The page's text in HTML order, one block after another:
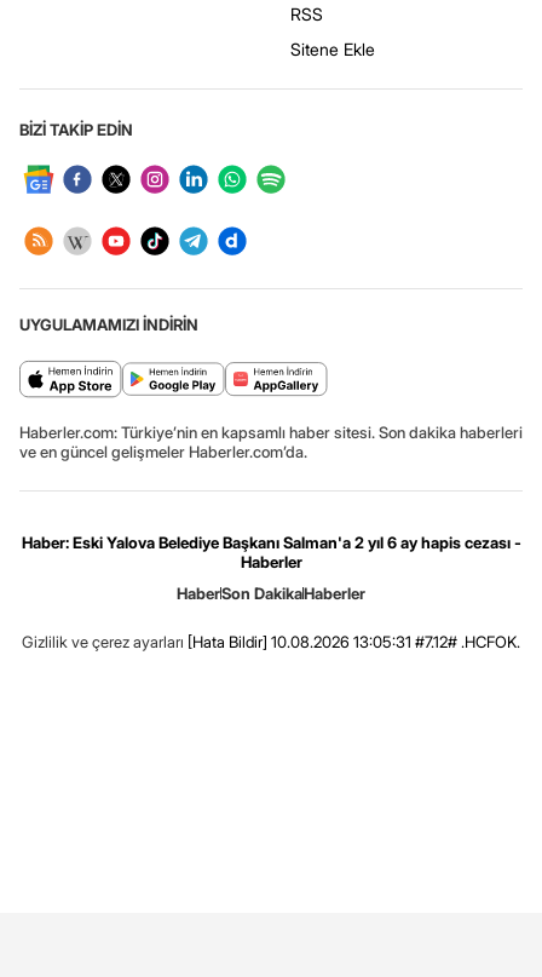
RSS
Sitene Ekle
BİZİ TAKİP EDİN
UYGULAMAMIZI İNDİRİN
Haberler.com: Türkiye’nin en kapsamlı haber sitesi. Son dakika haberleri
ve en güncel gelişmeler Haberler.com’da.
Haber: Eski Yalova Belediye Başkanı Salman'a 2 yıl 6 ay hapis cezası -
Haberler
HaberSon DakikaHaberler
Gizlilik ve çerez ayarları [Hata Bildir] 10.08.2026 13:05:31 #7.12# .HCFOK.